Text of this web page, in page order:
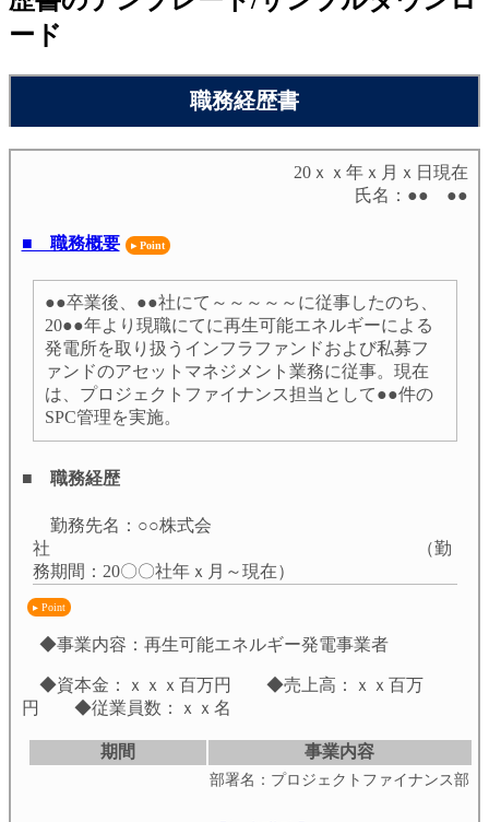
ード
職務経歴書
20ｘｘ年ｘ月ｘ日現在
氏名：●● ●●
■ 職務概要
●●卒業後、●●社にて～～～～～に従事したのち、
20●●年より現職にてに再生可能エネルギーによる
発電所を取り扱うインフラファンドおよび私募フ
ァンドのアセットマネジメント業務に従事。現在
は、プロジェクトファイナンス担当として●●件の
SPC管理を実施。
■ 職務経歴
勤務先名：○○株式会
社 （勤
務期間：20〇〇社年ｘ月～現在）
◆事業内容：再生可能エネルギー発電事業者
◆資本金：ｘｘｘ百万円 ◆売上高：ｘｘ百万
円 ◆従業員数：ｘｘ名
期間 事業内容
部署名：プロジェクトファイナンス部